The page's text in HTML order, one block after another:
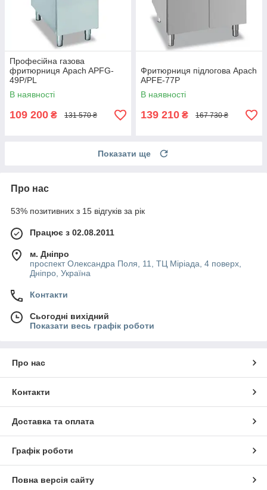
Професійна газова
фритюрниця Apach APFG-
49P/PL
В наявності
109 200 ₴ 131 570 ₴
Фритюрниця підлогова Apach
APFE-77P
В наявності
139 210 ₴ 167 730 ₴
Показати ще
Про нас
53% позитивних з 15 відгуків за рік
Працює з 02.08.2011
м. Дніпро
проспект Олександра Поля, 11, ТЦ Міріада, 4 поверх,
Дніпро, Україна
Контакти
Сьогодні вихідний
Показати весь графік роботи
Про нас
Контакти
Доставка та оплата
Графік роботи
Повна версія сайту